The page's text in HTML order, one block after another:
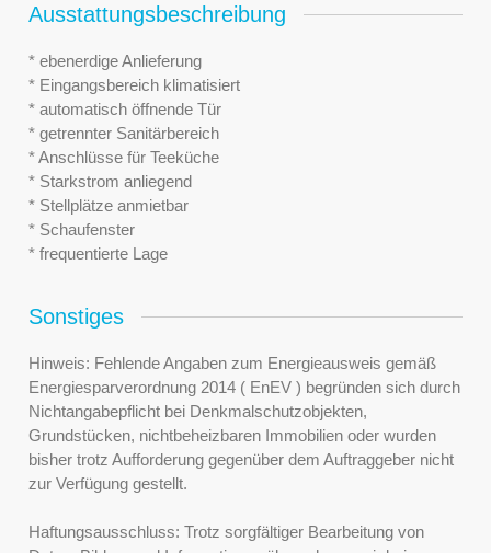
Ausstattungsbeschreibung
* ebenerdige Anlieferung
* Eingangsbereich klimatisiert
* automatisch öffnende Tür
* getrennter Sanitärbereich
* Anschlüsse für Teeküche
* Starkstrom anliegend
* Stellplätze anmietbar
* Schaufenster
* frequentierte Lage
Sonstiges
Hinweis: Fehlende Angaben zum Energieausweis gemäß
Energiesparverordnung 2014 ( EnEV ) begründen sich durch
Nichtangabepflicht bei Denkmalschutzobjekten,
Grundstücken, nichtbeheizbaren Immobilien oder wurden
bisher trotz Aufforderung gegenüber dem Auftraggeber nicht
zur Verfügung gestellt.
Haftungsausschluss: Trotz sorgfältiger Bearbeitung von